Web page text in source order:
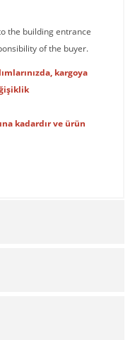
the building entrance
of the buyer.
kargoya
kadardır ve ürün
yapın!